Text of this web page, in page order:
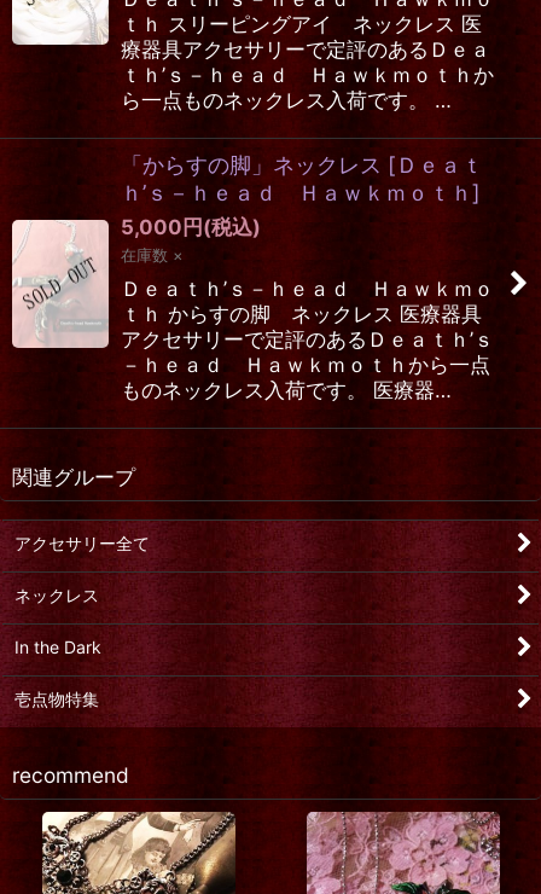
ｔｈ スリーピングアイ ネックレス 医
療器具アクセサリーで定評のあるＤｅａ
ｔｈ’ｓ－ｈｅａｄ Ｈａｗｋｍｏｔｈか
ら一点ものネックレス入荷です。 …
「からすの脚」ネックレス [ Ｄｅａｔ
ｈ’ｓ－ｈｅａｄ Ｈａｗｋｍｏｔｈ ]
5,000 円 (税込)
在庫数 ×
Ｄｅａｔｈ’ｓ－ｈｅａｄ Ｈａｗｋｍｏ
ｔｈ からすの脚 ネックレス 医療器具
アクセサリーで定評のあるＤｅａｔｈ’ｓ
－ｈｅａｄ Ｈａｗｋｍｏｔｈから一点
ものネックレス入荷です。 医療器…
関連グループ
アクセサリー全て
ネックレス
In the Dark
壱点物特集
recommend